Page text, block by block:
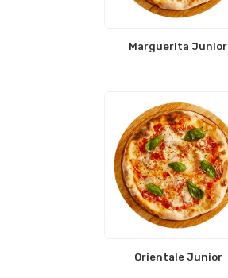
Marguerita Junior
Orientale Junior